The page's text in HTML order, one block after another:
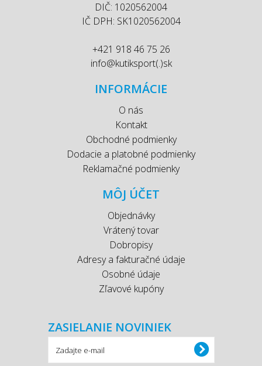
DIČ: 1020562004
IČ DPH: SK1020562004
+421 918 46 75 26
info@kutiksport(.)sk
INFORMÁCIE
O nás
Kontakt
Obchodné podmienky
Dodacie a platobné podmienky
Reklamačné podmienky
MÔJ ÚČET
Objednávky
Vrátený tovar
Dobropisy
Adresy a fakturačné údaje
Osobné údaje
Zľavové kupóny
ZASIELANIE NOVINIEK